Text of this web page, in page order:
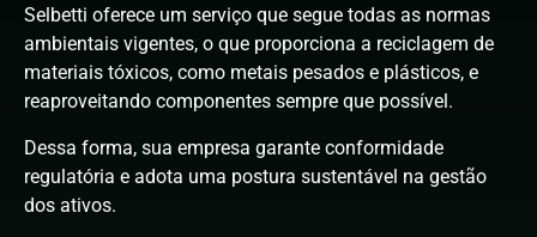
Selbetti oferece um serviço que segue todas as normas
ambientais vigentes, o que proporciona a reciclagem de
materiais tóxicos, como metais pesados e plásticos, e
reaproveitando componentes sempre que possível.
Dessa forma, sua empresa garante conformidade
regulatória e adota uma postura sustentável na gestão
dos ativos.